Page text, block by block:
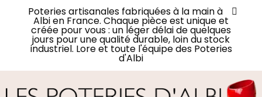
Poteries artisanales fabriquées à la main à
Albi en France. Chaque pièce est unique et
créée pour vous : un léger délai de quelques
jours pour une qualité durable, loin du stock
industriel. Lore et toute l'équipe des Poteries
d'Albi